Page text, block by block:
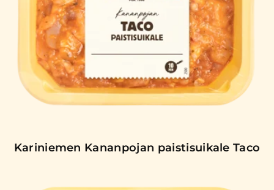
Kariniemen Kananpojan paistisuikale Taco